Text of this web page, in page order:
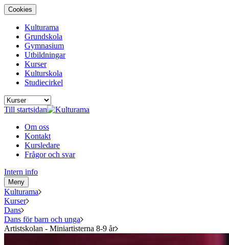
Cookies
Kulturama
Grundskola
Gymnasium
Utbildningar
Kurser
Kulturskola
Studiecirkel
Till startsidan
Om oss
Kontakt
Kursledare
Frågor och svar
Intern info
Meny
Kulturama
Kurser
Dans
Dans för barn och unga
Artistskolan - Miniartisterna 8-9 år